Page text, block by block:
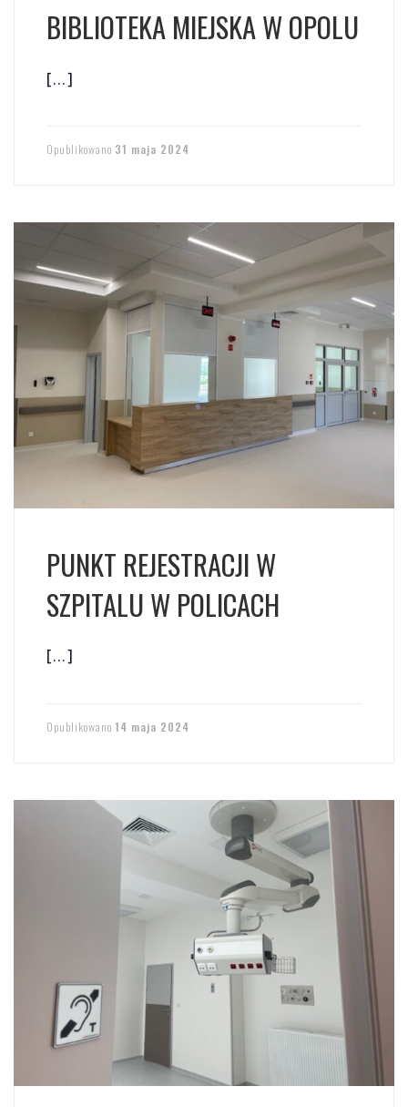
BIBLIOTEKA MIEJSKA W OPOLU
[…]
Opublikowano 31 maja 2024
PUNKT REJESTRACJI W
SZPITALU W POLICACH
[…]
Opublikowano 14 maja 2024